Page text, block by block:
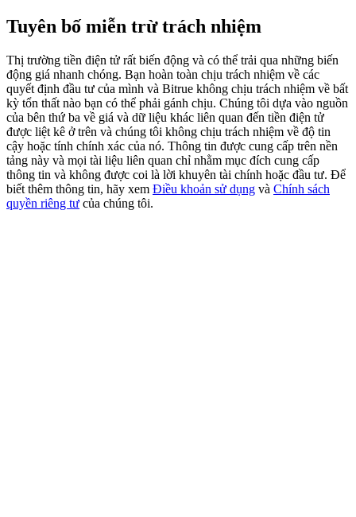
Precious Metals Trading Carnival
Trade Gold & Silver · 33,333 USDT Bonus
USDT New User Exclusive 10% APR
USDT Flexible Staking | Daily Rewards
Tuyên bố miễn trừ trách nhiệm
Thị trường tiền điện tử rất biến động và có thể trải qua những biến
động giá nhanh chóng. Bạn hoàn toàn chịu trách nhiệm về các
quyết định đầu tư của mình và Bitrue không chịu trách nhiệm về bất
kỳ tổn thất nào bạn có thể phải gánh chịu. Chúng tôi dựa vào nguồn
của bên thứ ba về giá và dữ liệu khác liên quan đến tiền điện tử
được liệt kê ở trên và chúng tôi không chịu trách nhiệm về độ tin
cậy hoặc tính chính xác của nó. Thông tin được cung cấp trên nền
tảng này và mọi tài liệu liên quan chỉ nhằm mục đích cung cấp
thông tin và không được coi là lời khuyên tài chính hoặc đầu tư. Để
biết thêm thông tin, hãy xem Điều khoản sử dụng và Chính sách
quyền riêng tư của chúng tôi.